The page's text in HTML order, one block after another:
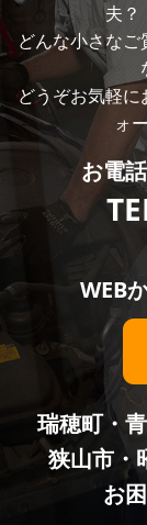
夫
どんな小さな
どうぞお気軽
ォ
お電
WEB
瑞穂町・
狭山市・
お